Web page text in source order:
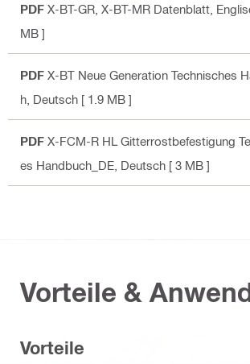
PDF X-BT-GR, X-BT-MR Datenblatt ,
MB ]
PDF X-BT Neue Generation Technisches
h , Deutsch [ 1.9 MB ]
PDF X-FCM-R HL Gitterrostbefestigung
es Handbuch_DE , Deutsch [ 3 MB ]
Vorteile &
Vorteile